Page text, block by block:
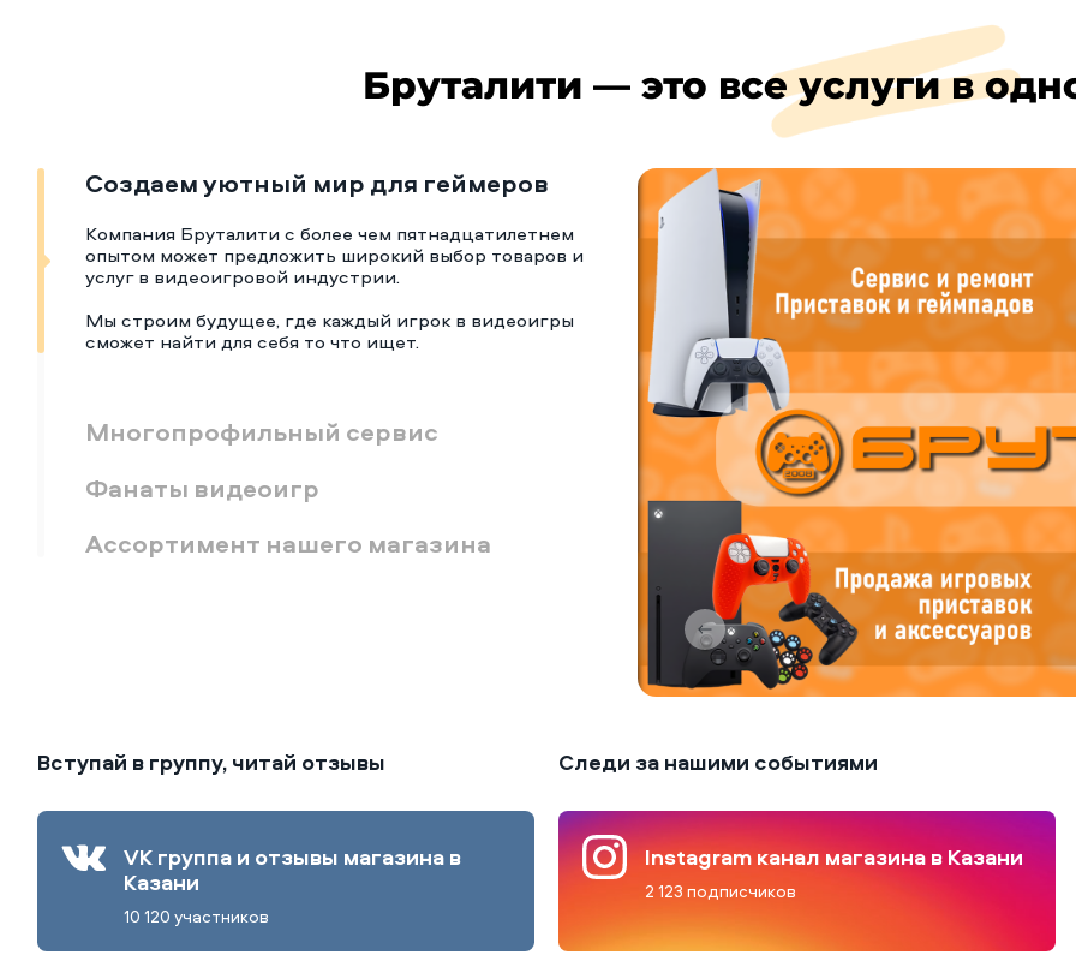
Бруталити — это все услуги в
Создаем уютный мир для геймеров
Компания Бруталити с более чем пятнадцатилетнем
опытом может предложить широкий выбор товаров и
услуг в видеоигровой индустрии.
Мы строим будущее, где каждый игрок в видеоигры
сможет найти для себя то что ищет.
Многопрофильный сервис
Фанаты видеоигр
Ассортимент нашего магазина
Вступай в группу, читай отзывы
VK группа и отзывы магазина в
Казани
10 120 участников
Следи за нашими событиями
Instagram канал магазина в Казани
2 123 подписчиков